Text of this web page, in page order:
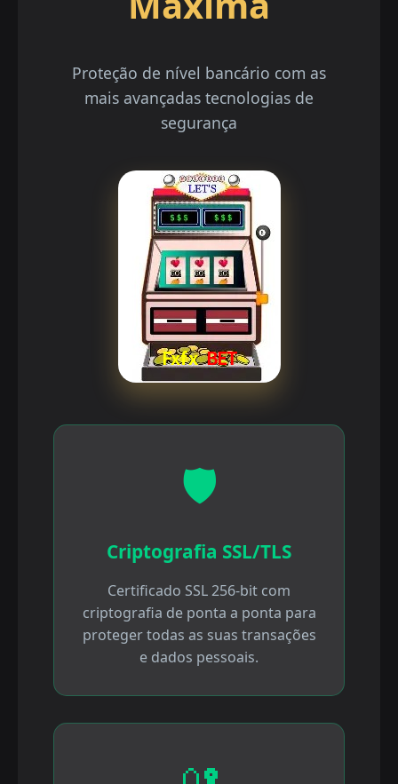
Proteção de nível bancário com as
mais avançadas tecnologias de
segurança
🛡️
Criptografia SSL/TLS
Certificado SSL 256-bit com
criptografia de ponta a ponta para
proteger todas as suas transações
e dados pessoais.